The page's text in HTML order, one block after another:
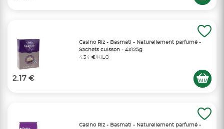
Casino Riz - Basmati - Naturellement parfumé -
Sachets cuisson - 4x125g
4,34 €/KILO
2.17 €
Casino Riz - Basmati - Naturellement parfumé -